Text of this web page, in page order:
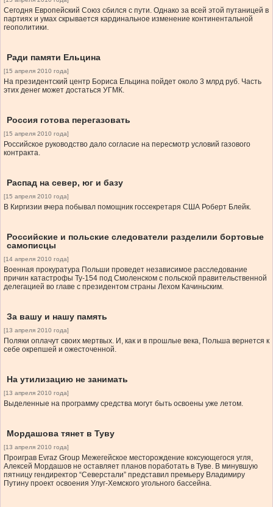
Сегодня Европейский Союз сбился с пути. Однако за всей этой путаницей в
партиях и умах скрывается кардинальное изменение континентальной
геополитики.
Ради памяти Ельцина
[15 апреля 2010 года]
На президентский центр Бориса Ельцина пойдет около 3 млрд руб. Часть
этих денег может достаться УГМК.
Россия готова перегазовать
[15 апреля 2010 года]
Российское руководство дало согласие на пересмотр условий газового
контракта.
Распад на север, юг и базу
[15 апреля 2010 года]
В Киргизии вчера побывал помощник госсекретаря США Роберт Блейк.
Российские и польские следователи разделили бортовые
самописцы
[14 апреля 2010 года]
Военная прокуратура Польши проведет независимое расследование
причин катастрофы Ту-154 под Смоленском с польской правительственной
делегацией во главе с президентом страны Лехом Качиньским.
За вашу и нашу память
[13 апреля 2010 года]
Поляки оплачут своих мертвых. И, как и в прошлые века, Польша вернется к
себе окрепшей и ожесточенной.
На утилизацию не занимать
[13 апреля 2010 года]
Выделенные на программу средства могут быть освоены уже летом.
Мордашова тянет в Туву
[13 апреля 2010 года]
Проиграв Evraz Group Межегейское месторождение коксующегося угля,
Алексей Мордашов не оставляет планов поработать в Туве. В минувшую
пятницу гендиректор “Северстали” представил премьеру Владимиру
Путину проект освоения Улуг-Хемского угольного бассейна.